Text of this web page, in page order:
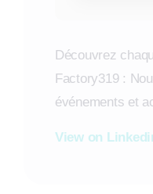
Découvrez
Factory319 :
événements et
View on